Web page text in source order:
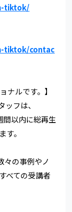
tiktok/
tiktok/contac
ナルです。】
フは、
以内に総再生
す。
々の事例やノ
べての受講者